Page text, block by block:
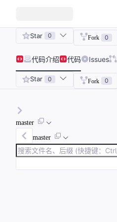
Star 0 Fork 0
代码介绍 代码 Issues
Star 0 Fork 0
master
master